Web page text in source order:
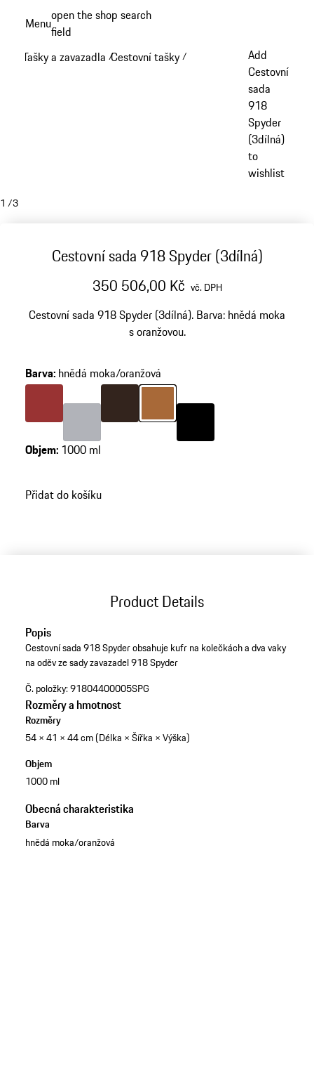
obsahu
Menuopen the shop search
field
Tašky a zavazadla /Cestovní tašky /
Add
Cestovní
sada
918
Spyder
(3dílná)
to
wishlist
1 /3
Cestovní sada 918 Spyder (3dílná)
350 506,00 Kč vč. DPH
Cestovní sada 918 Spyder (3dílná). Barva: hnědá moka
s oranžovou.
Barva: hnědá moka/oranžová
Barva
granátově červená
Barva stříbrná
Barva hnědá Moka
Barvahnědá moka/oranžová
Objem: 1000 ml
Přidat do košíku
Product Details
Popis
Cestovní sada 918 Spyder obsahuje kufr na kolečkách a dva vaky
na oděv ze sady zavazadel 918 Spyder
Č. položky:91804400005SPG
Rozměry a hmotnost
Rozměry
54 × 41 × 44 cm (Délka × Šířka × Výška)
Objem
1000 ml
Obecná charakteristika
Barva
hnědá moka/oranžová